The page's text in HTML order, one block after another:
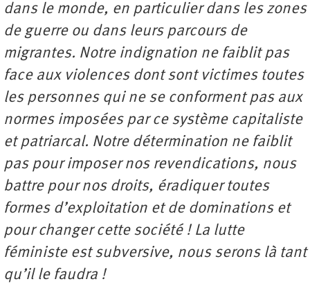
dans le monde, en particulier dans les zones
de guerre ou dans leurs parcours de
migrantes. Notre indignation ne faiblit pas
face aux violences dont sont victimes toutes
les personnes qui ne se conforment pas aux
normes imposées par ce système capitaliste
et patriarcal. Notre détermination ne faiblit
pas pour imposer nos revendications, nous
battre pour nos droits, éradiquer toutes
formes d’exploitation et de dominations et
pour changer cette société ! La lutte
féministe est subversive, nous serons là tant
qu’il le faudra !